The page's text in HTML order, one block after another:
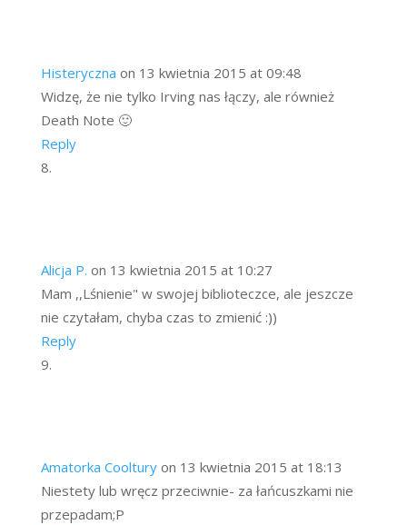
Histeryczna on 13 kwietnia 2015 at 09:48
Widzę, że nie tylko Irving nas łączy, ale również
Death Note 🙂
Reply
Alicja P. on 13 kwietnia 2015 at 10:27
Mam ,,Lśnienie" w swojej biblioteczce, ale jeszcze
nie czytałam, chyba czas to zmienić :))
Reply
Amatorka Cooltury on 13 kwietnia 2015 at 18:13
Niestety lub wręcz przeciwnie- za łańcuszkami nie
przepadam;P